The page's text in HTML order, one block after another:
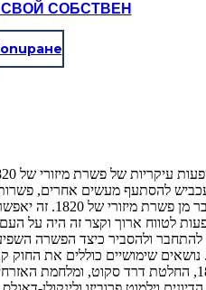
СОБСТВЕН
להסתעף מעשים אחרים, פשרות
של דבר מן פשרת
לטווח ארוך וקצר זה היה על
להתחבר ולהסביר כיצד הפשרה
1850, החלטת דרד סקוט, ומלחמת